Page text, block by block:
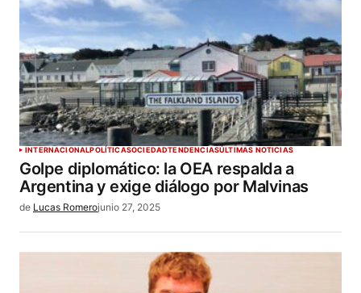
INTERNACIONALPOLÍTICASOCIEDADTENDENCIASÚLTIMAS NOTICIAS
Golpe diplomático: la OEA respalda a
Argentina y exige diálogo por Malvinas
de Lucas Romerojunio 27, 2025